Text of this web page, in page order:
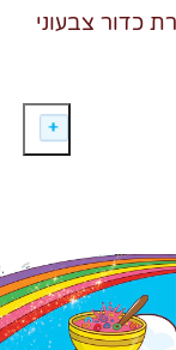
כדור צבעוני